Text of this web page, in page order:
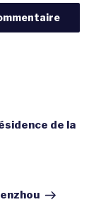
de la